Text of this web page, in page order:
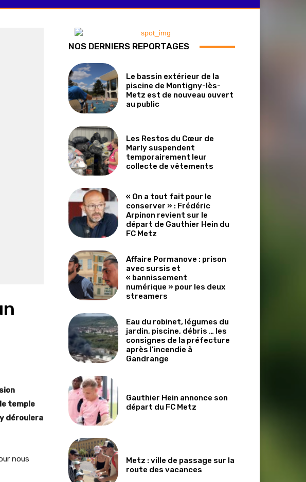
temple
déroulera
nous
NOS DERNIERS REPORTAGES
Le bassin extérieur de la
piscine de Montigny-lès-
Metz est de nouveau ouvert
au public
Les Restos du Cœur de
Marly suspendent
temporairement leur
collecte de vêtements
« On a tout fait pour le
conserver » : Frédéric
Arpinon revient sur le
départ de Gauthier Hein du
FC Metz
Affaire Pormanove : prison
avec sursis et
« bannissement
numérique » pour les deux
streamers
Eau du robinet, légumes du
jardin, piscine, débris … les
consignes de la préfecture
après l’incendie à
Gandrange
Gauthier Hein annonce son
départ du FC Metz
Metz : ville de passage sur la
route des vacances